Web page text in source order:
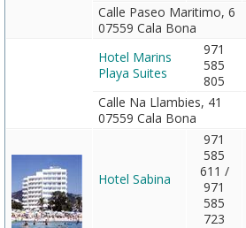
Calle Paseo Maritimo, 6
07559 Cala Bona
Hotel Marins
Playa Suites
971
585
805
Calle Na Llambies, 41
07559 Cala Bona
Hotel Sabina
971
585
611 /
971
585
723